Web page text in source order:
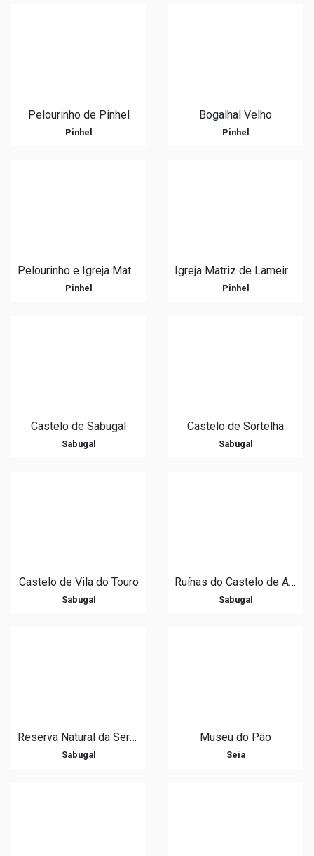
Pelourinho de Pinhel
Pinhel
Bogalhal Velho
Pinhel
Pelourinho e Igreja Matriz de Alverca da Beira
Pinhel
Igreja Matriz de Lameiras
Pinhel
Castelo de Sabugal
Sabugal
Castelo de Sortelha
Sabugal
Castelo de Vila do Touro
Sabugal
Ruínas do Castelo de Alfaiates
Sabugal
Reserva Natural da Serra da Malcata
Sabugal
Museu do Pão
Seia